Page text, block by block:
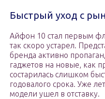
Быстрый уход с
Айфон 10 стал первым
так скоро устарел.
бренда активно
гаджетов на новые, как
состарилась слишком
годовалого срока. Уже
модели ушел в отставку.